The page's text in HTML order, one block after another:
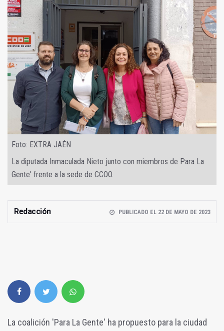
Foto: EXTRA JAÉN
La diputada Inmaculada Nieto junto con miembros de Para La
Gente' frente a la sede de CCOO.
Redacción PUBLICADO EL 22 DE MAYO DE 2023
La coalición 'Para La Gente' ha propuesto para la ciudad